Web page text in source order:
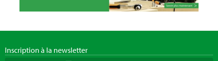
Inscription à la newsletter